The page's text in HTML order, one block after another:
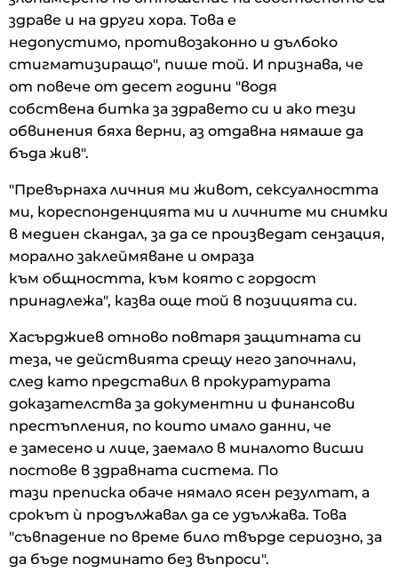
здраве и на други хора. Това е
недопустимо, противозаконно и дълбоко
стигматизиращо", пише той. И признава, че
от повече от десет години "водя
собствена битка за здравето си и ако тези
обвинения бяха верни, аз отдавна нямаше да
бъда жив".
"Превърнаха личния ми живот, сексуалността
ми, кореспонденцията ми и личните ми снимки
в медиен скандал, за да се произведат сензация,
морално заклеймяване и омраза
към общността, към която с гордост
принадлежа", казва още той в позицията си.
Хасърджиев отново повтаря защитната си
теза, че действията срещу него започнали,
след като представил в прокуратурата
доказателства за документни и финансови
престъпления, по които имало данни, че
е замесено и лице, заемало в миналото висши
постове в здравната система. По
тази преписка обаче нямало ясен резултат, а
срокът ѝ продължавал да се удължава. Това
"съвпадение по време било твърде сериозно, за
да бъде подминато без въпроси".